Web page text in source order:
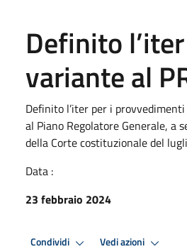
Definito
variante al
Definito l’iter per i
al Piano Regolatore Generale, a
della Corte costituzionale del
Data :
23 febbraio 2024
Condividi Vedi azioni